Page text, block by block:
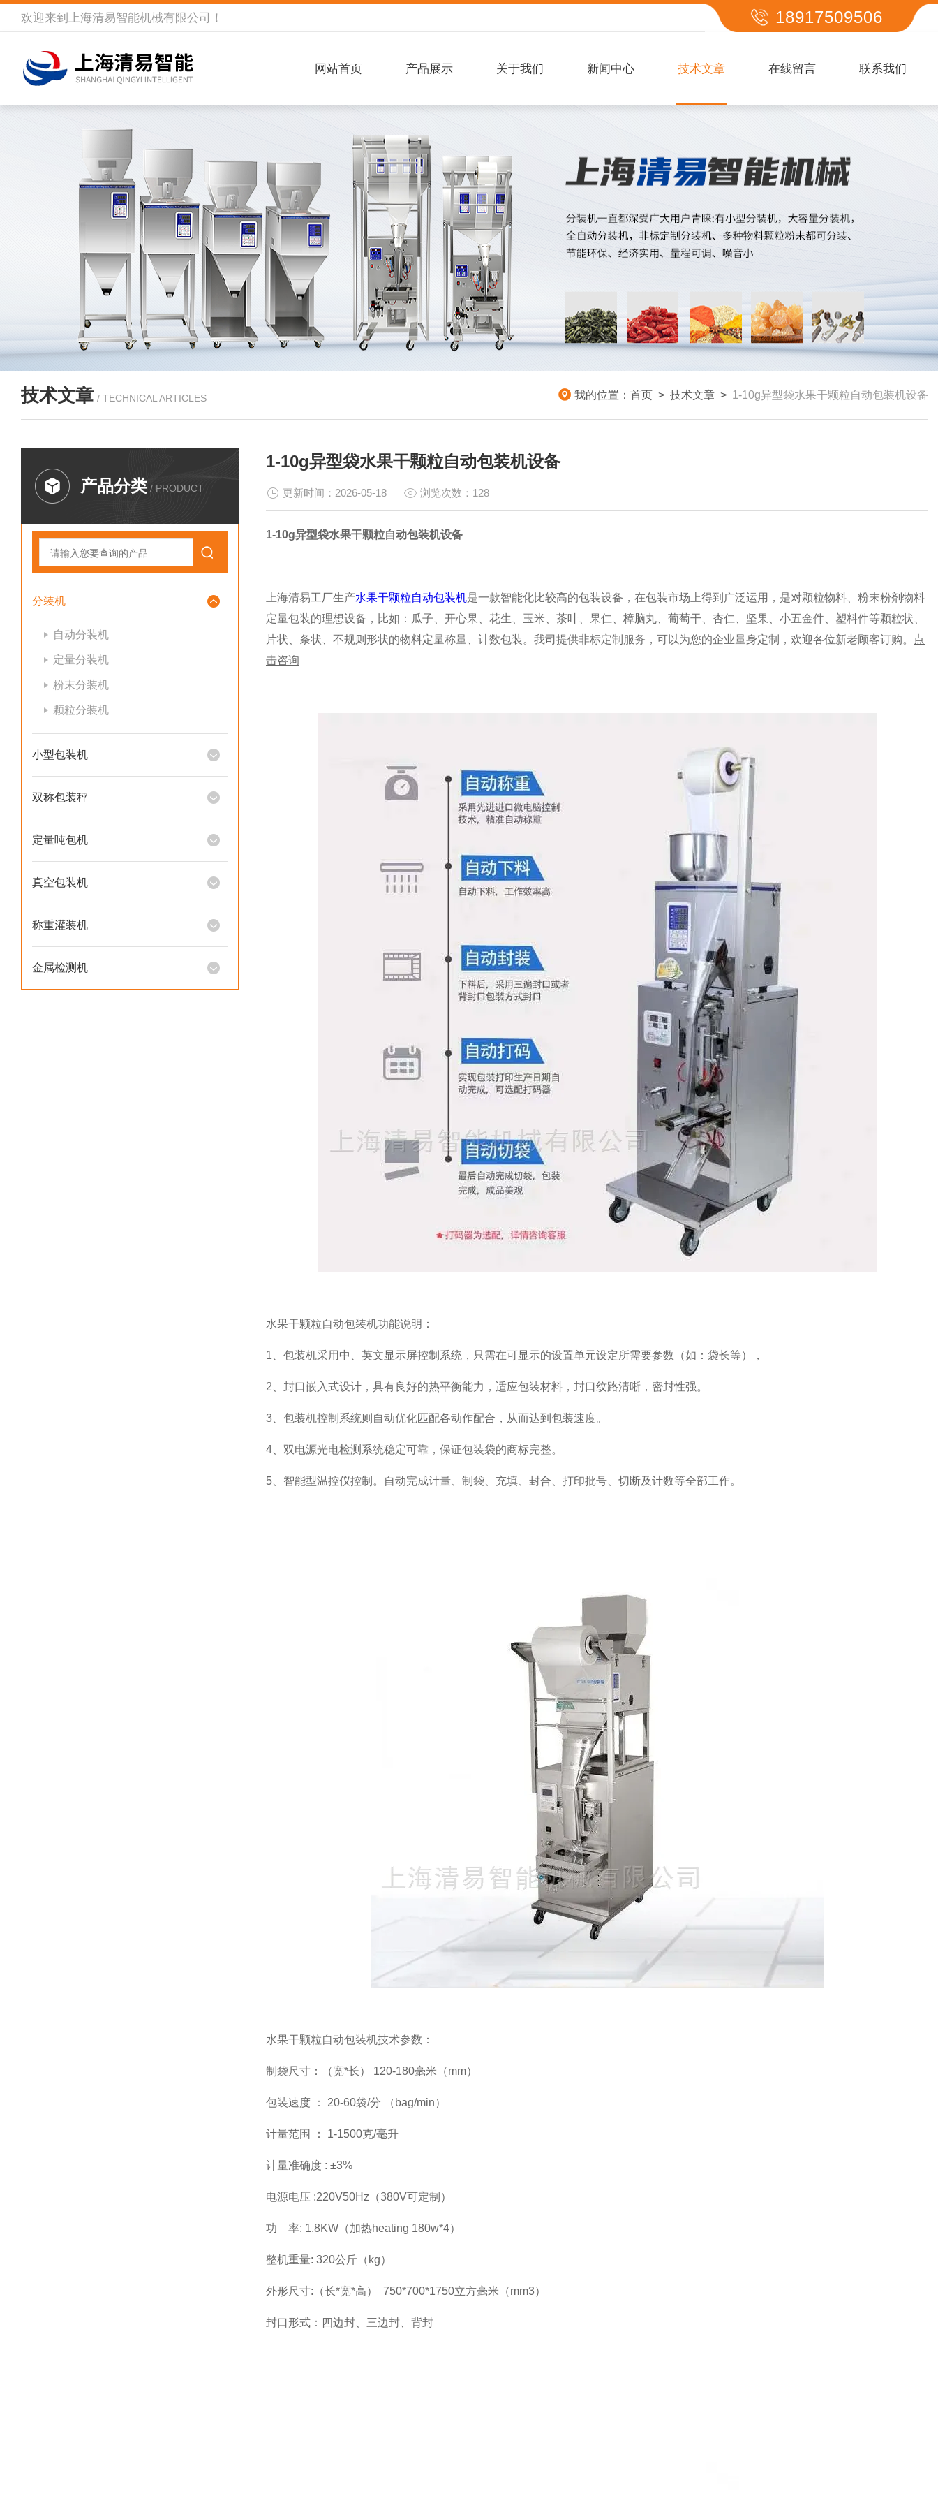
欢迎来到 上海清易智能机械有限公司 ！ 18917509506
网站首页 产品展示 关于我们 新闻中心 技术文章 在线留言 联系我们
技术文章 / TECHNICAL ARTICLES 我的位置： 首页 > 技术文章 > 1-10g异型袋水果干颗粒自动包装机设备
产品分类 / PRODUCT
分装机
自动分装机
定量分装机
粉末分装机
颗粒分装机
小型包装机
双称包装秤
定量吨包机
真空包装机
称重灌装机
金属检测机
1-10g异型袋水果干颗粒自动包装机设备
更新时间：2026-05-18 浏览次数：128
1-10g异型袋水果干颗粒自动包装机设备
上海清易工厂生产水果干颗粒自动包装机是一款智能化比较高的包装设备，在包装市场上得到广泛运用，是对颗粒物料、粉末粉剂物料
定量包装的理想设备，比如：瓜子、开心果、花生、玉米、茶叶、果仁、樟脑丸、葡萄干、杏仁、坚果、小五金件、塑料件等颗粒状、
片状、条状、不规则形状的物料定量称量、计数包装。我司提供非标定制服务，可以为您的企业量身定制，欢迎各位新老顾客订购。
点
击咨询
水果干颗粒自动包装机功能说明：
1、包装机采用中、英文显示屏控制系统，只需在可显示的设置单元设定所需要参数（如：袋长等），
2、封口嵌入式设计，具有良好的热平衡能力，适应包装材料，封口纹路清晰，密封性强。
3、包装机控制系统则自动优化匹配各动作配合，从而达到包装速度。
4、双电源光电检测系统稳定可靠，保证包装袋的商标完整。
5、智能型温控仪控制。自动完成计量、制袋、充填、封合、打印批号、切断及计数等全部工作。
水果干颗粒自动包装机技术参数：
制袋尺寸：（宽*长） 120-180毫米（mm）
包装速度 ： 20-60袋/分 （bag/min）
计量范围 ： 1-1500克/毫升
计量准确度 : ±3%
电源电压 :220V50Hz（380V可定制）
功 率: 1.8KW（加热heating 180w*4）
整机重量: 320公斤（kg）
外形尺寸:（长*宽*高） 750*700*1750立方毫米（mm3）
封口形式：四边封、三边封、背封